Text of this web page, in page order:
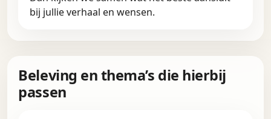
bij jullie verhaal en wensen.
Beleving en thema’s die hierbij
passen